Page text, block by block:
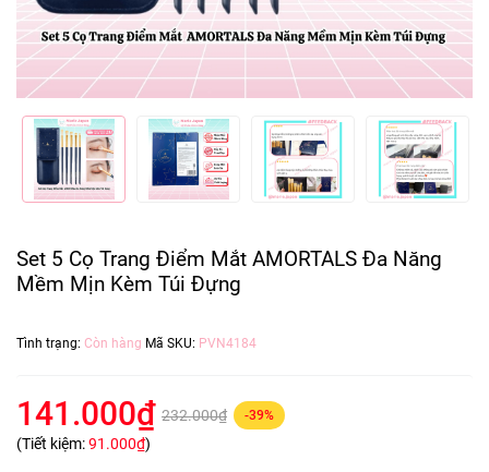
Set 5 Cọ Trang Điểm Mắt AMORTALS Đa Năng
Mềm Mịn Kèm Túi Đựng
Tình trạng: Còn hàng Mã SKU: PVN4184
141.000₫ 232.000₫ -39%
(Tiết kiệm:91.000₫)